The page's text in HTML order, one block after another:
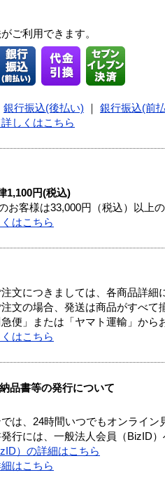
ご利用できます。
銀行振込(後払い) 銀行振込(前
しくはこちら
1,100円(税込)
お客様は33,000円（税込）以上
はこちら
文につきましては、各商品詳細
文の場合、発送は商品がすべて
便」または「ヤマト運輸」から
はこちら
品書等の発行について
は、24時間いつでもオンライン
行には、一般法人会員（BizID）
）の詳細はこちら
はこちら